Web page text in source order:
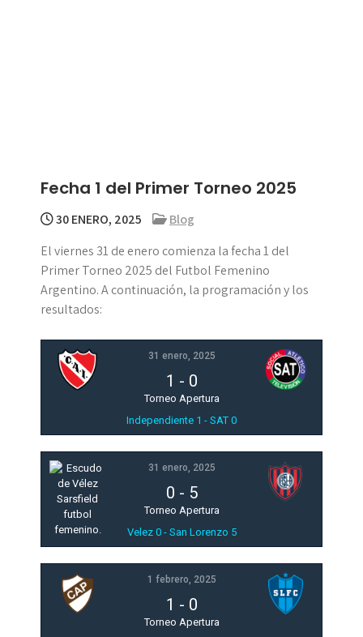
Fecha 1 del Primer Torneo 2025
30 ENERO, 2025
Blog
El viernes 31 de enero comienza la fecha 1 del
Primer Torneo 2025 del Futbol Femenino
Argentino. A continuación, la programación y los
resultados:
31 enero, 2025
1 - 0
Torneo Apertura
Independiente 1 - SAT 0
31 enero, 2025
0 - 5
Torneo Apertura
Velez 0 - San Lorenzo 5
1 febrero, 2025
1 - 0
Torneo Apertura